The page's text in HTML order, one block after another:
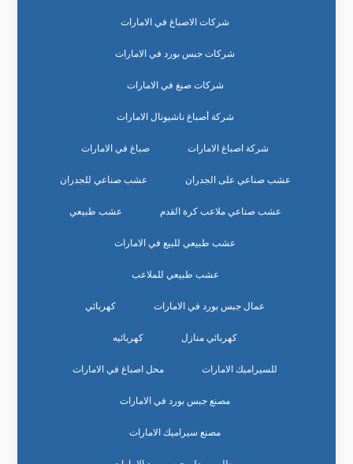
شركات الاصباغ في الامارات
شركات جبس بورد في الامارات
شركات صبغ في الامارات
شركة أصباغ ناشيونال الامارات
شركة اصباغ الامارات صباغ في الامارات
عشب صناعي على الجدران عشب صناعي للجدران
عشب صناعي ملاعب كرة القدم عشب طبيعي
عشب طبيعي للبيع في الامارات
عشب طبيعي للملاعب
عمال جبس بورد في الامارات كهربائي
كهربائي منازل كهربائيه
للسيراميك الامارات محل اصباغ في الامارات
مصنع جبس بورد في الامارات
مصنع سيراميك الامارات